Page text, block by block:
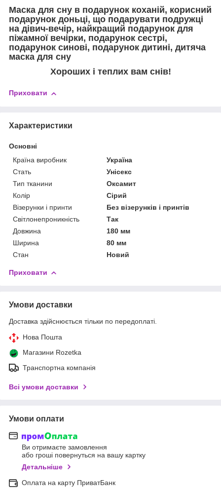
Маска для сну в подарунок коханій, корисний
подарунок доньці, що подарувати подружці
на дівич-вечір, найкращий подарунок для
піжамної вечірки, подарунок сестрі,
подарунок синові, подарунок дитині, дитяча
маска для сну
Хороших і теплих вам снів!
Приховати
Характеристики
Основні
Країна виробник
Україна
Стать
Унісекс
Тип тканини
Оксамит
Колір
Сірий
Візерунки і принти
Без візерунків і принтів
Світлонепроникність
Так
Довжина
180 мм
Ширина
80 мм
Стан
Новий
Приховати
Умови доставки
Доставка здійснюється тільки по передоплаті.
Нова Пошта
Магазини Rozetka
Транспортна компанія
Всі умови доставки
Умови оплати
Ви отримаєте замовлення
або гроші повернуться на вашу картку
Детальніше
Оплата на карту ПриватБанк